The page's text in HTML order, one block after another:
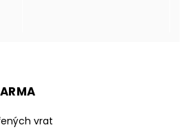
vrat